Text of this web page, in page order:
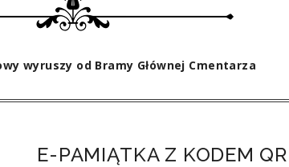
wyruszy od Bramy Głównej Cmentarza
E-PAMIĄTKA Z KODEM QR